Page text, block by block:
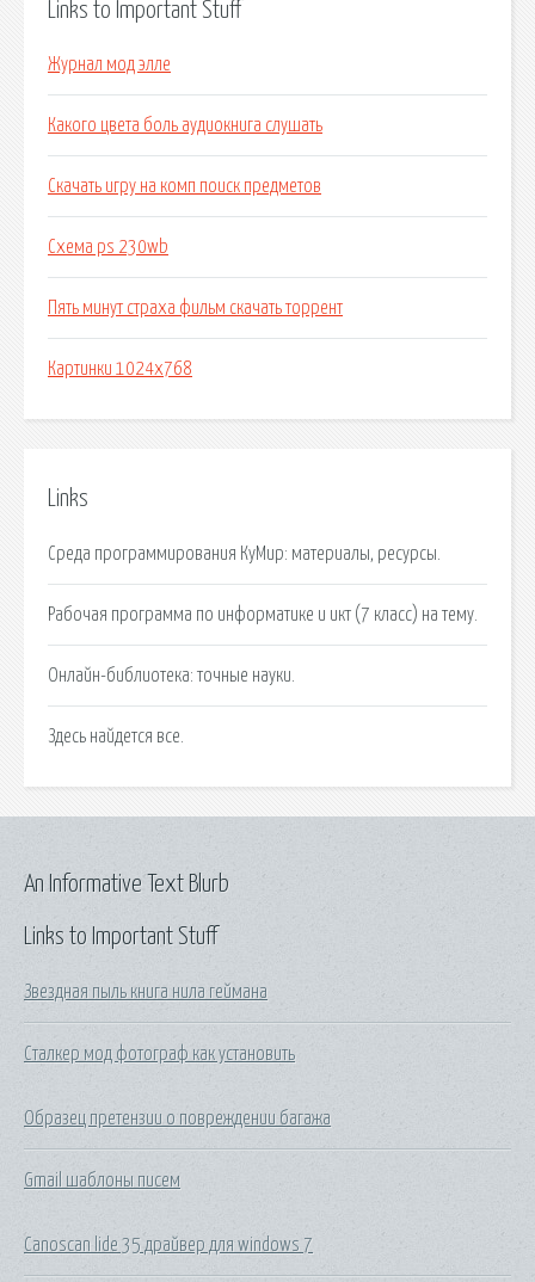
Links to Important Stuff
Журнал мод элле
Какого цвета боль аудиокнига слушать
Скачать игру на комп поиск предметов
Схема ps 230wb
Пять минут страха фильм скачать торрент
Картинки 1024x768
Links
Среда программирования КуМир: материалы, ресурсы.
Рабочая программа по информатике и икт (7 класс) на тему.
Онлайн-библиотека: точные науки.
Здесь найдется все.
Links to Important Stuff
Звездная пыль книга нила геймана
Сталкер мод фотограф как установить
Образец претензии о повреждении багажа
Gmail шаблоны писем
Canoscan lide 35 драйвер для windows 7
An Informative Text Blurb